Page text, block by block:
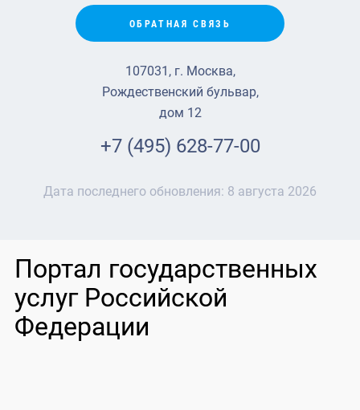
ОБРАТНАЯ СВЯЗЬ
107031, г. Москва,
Рождественский бульвар,
дом 12
+7 (495) 628-77-00
Дата последнего обновления: 8 августа 2026
Портал государственных
услуг Российской
Федерации